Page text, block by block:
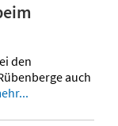
den
auch